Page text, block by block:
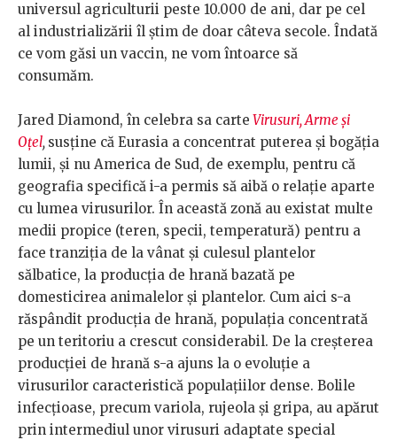
universul agriculturii peste 10.000 de ani, dar pe cel
al industrializării îl știm de doar câteva secole. Îndată
ce vom găsi un vaccin, ne vom întoarce să
consumăm.
Jared Diamond, în celebra sa carte Virusuri, Arme și
Oțel, susține că Eurasia a concentrat puterea și bogăția
lumii, și nu America de Sud, de exemplu, pentru că
geografia specifică i-a permis să aibă o relație aparte
cu lumea virusurilor. În această zonă au existat multe
medii propice (teren, specii, temperatură) pentru a
face tranziția de la vânat și culesul plantelor
sălbatice, la producția de hrană bazată pe
domesticirea animalelor și plantelor. Cum aici s-a
răspândit producția de hrană, populația concentrată
pe un teritoriu a crescut considerabil. De la creșterea
producției de hrană s-a ajuns la o evoluție a
virusurilor caracteristică populațiilor dense. Bolile
infecțioase, precum variola, rujeola și gripa, au apărut
prin intermediul unor virusuri adaptate special